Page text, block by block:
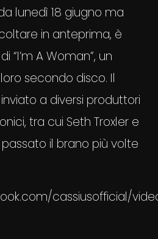
lunedì 18 giugno ma
in anteprima, è
“I’m A Woman”, un
secondo disco. Il
a diversi produttori
tra cui Seth Troxler e
il brano più volte
cassiusofficial/